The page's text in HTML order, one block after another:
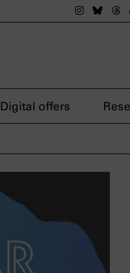
TheThe
Digital offers